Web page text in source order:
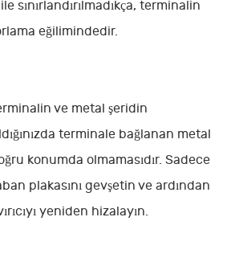
sınırlandırılmadıkça, terminalin
eğilimindedir.
ve metal şeridin
terminale bağlanan metal
konumda olmamasıdır. Sadece
plakasını gevşetin ve ardından
yeniden hizalayın.